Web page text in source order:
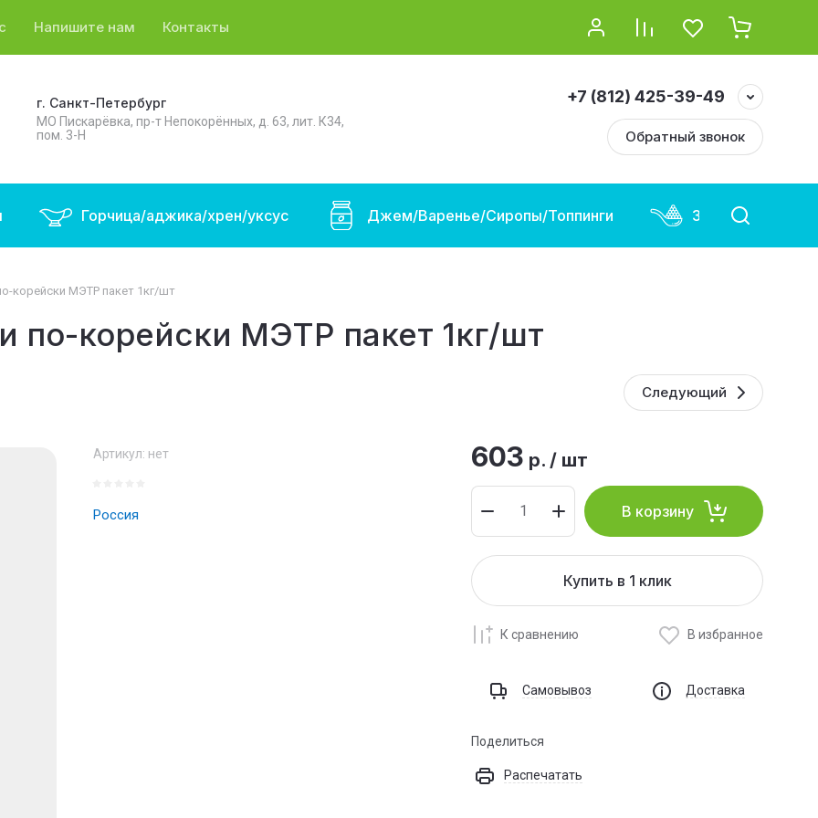
Напишите нам Контакты
г. Санкт-Петербург
МО Пискарёвка, пр-т Непокорённых, д. 63, лит. К34,
пом. 3-Н
+7 (812) 425-39-49
Обратный звонок
Горчица/аджика/хрен/уксус Джем/Варенье/Сиропы/Топпинги Замороженная
корейски МЭТР пакет 1кг/шт
по-корейски МЭТР пакет 1кг/шт
Следующий
Артикул: нет
Россия
603 р. / шт
В корзину
Купить в 1 клик
К сравнению В избранное
Самовывоз Доставка
Поделиться
Распечатать